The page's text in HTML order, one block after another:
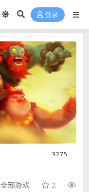
登录
3275
全部游戏
2